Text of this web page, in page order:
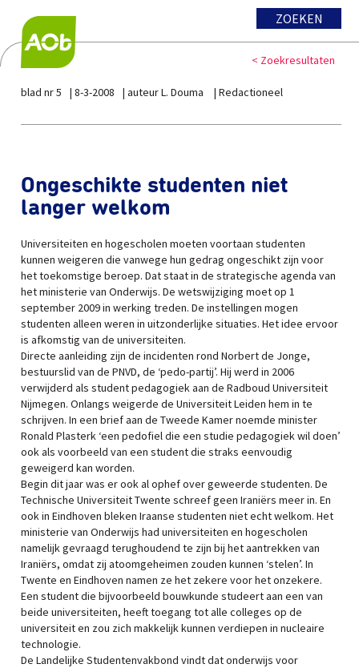
ZOEKEN
< Zoekresultaten
blad nr 5 8-3-2008 auteur L. Douma Redactioneel
Ongeschikte studenten niet
langer welkom
Universiteiten en hogescholen moeten voortaan studenten
kunnen weigeren die vanwege hun gedrag ongeschikt zijn voor
het toekomstige beroep. Dat staat in de strategische agenda van
het ministerie van Onderwijs. De wetswijziging moet op 1
september 2009 in werking treden. De instellingen mogen
studenten alleen weren in uitzonderlijke situaties. Het idee ervoor
is afkomstig van de universiteiten.
Directe aanleiding zijn de incidenten rond Norbert de Jonge,
bestuurslid van de PNVD, de ‘pedo-partij’. Hij werd in 2006
verwijderd als student pedagogiek aan de Radboud Universiteit
Nijmegen. Onlangs weigerde de Universiteit Leiden hem in te
schrijven. In een brief aan de Tweede Kamer noemde minister
Ronald Plasterk ‘een pedofiel die een studie pedagogiek wil doen’
ook als voorbeeld van een student die straks eenvoudig
geweigerd kan worden.
Begin dit jaar was er ook al ophef over geweerde studenten. De
Technische Universiteit Twente schreef geen Iraniërs meer in. En
ook in Eindhoven bleken Iraanse studenten niet echt welkom. Het
ministerie van Onderwijs had universiteiten en hogescholen
namelijk gevraagd terughoudend te zijn bij het aantrekken van
Iraniërs, omdat zij atoomgeheimen zouden kunnen ‘stelen’. In
Twente en Eindhoven namen ze het zekere voor het onzekere.
Een student die bijvoorbeeld bouwkunde studeert aan een van
beide universiteiten, heeft toegang tot alle colleges op de
universiteit en zou zich makkelijk kunnen verdiepen in nucleaire
technologie.
De Landelijke Studentenvakbond vindt dat onderwijs voor